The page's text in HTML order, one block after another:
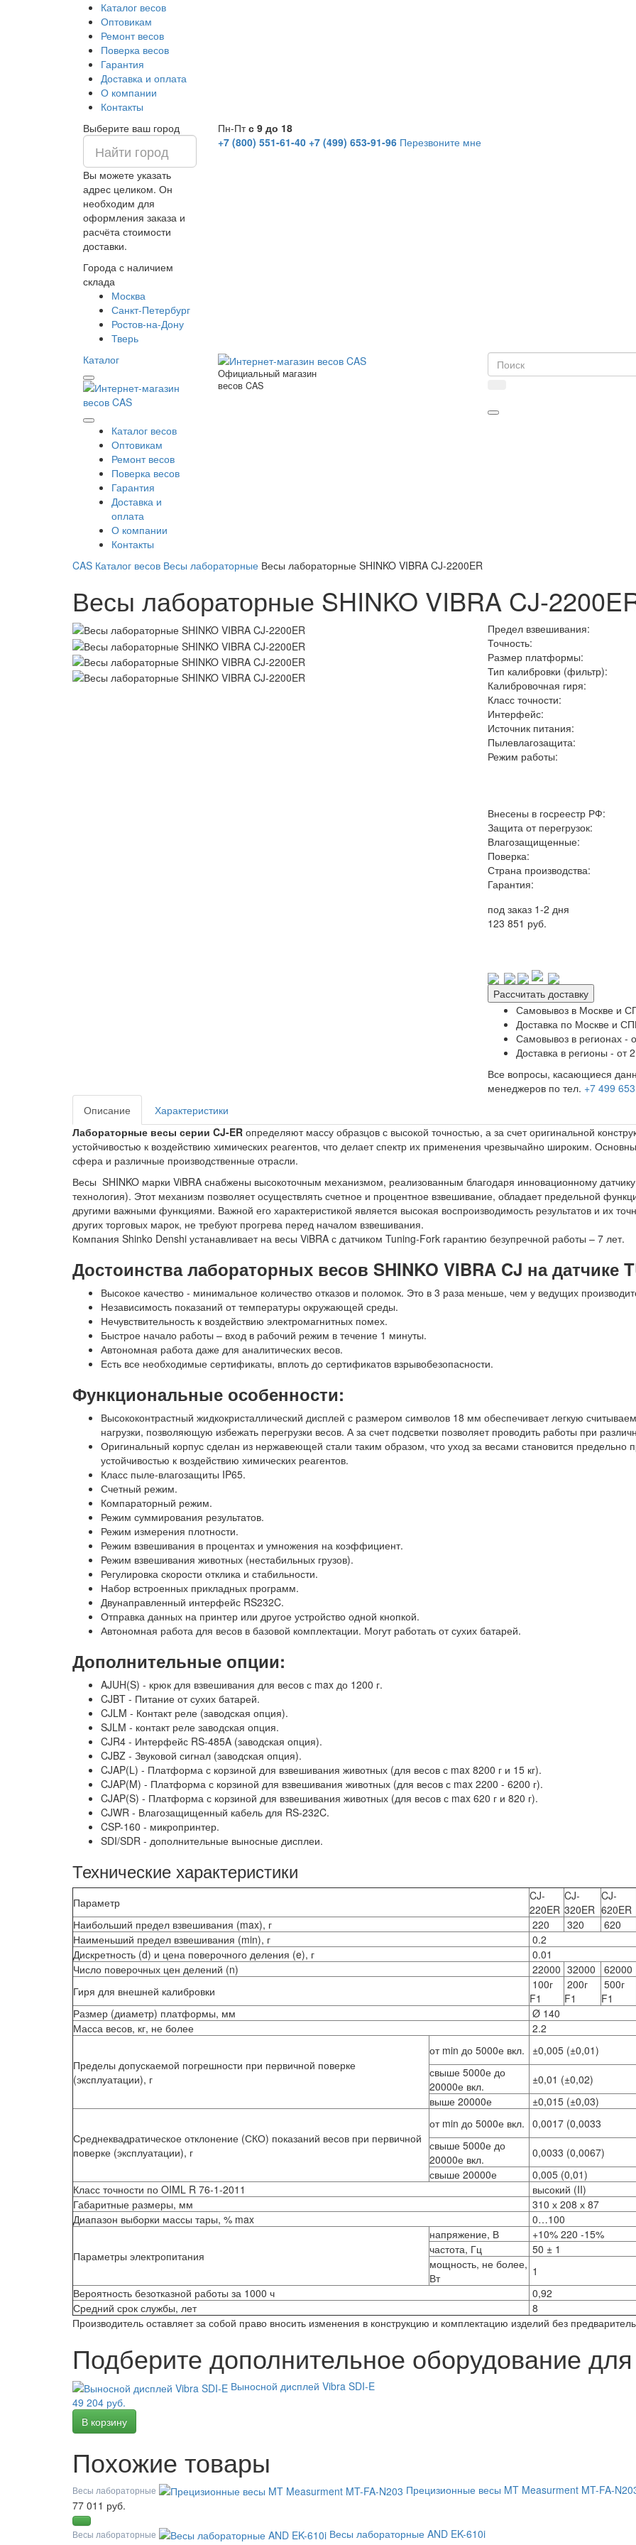
Каталог весов
Оптовикам
Ремонт весов
Поверка весов
Гарантия
Доставка и оплата
О компании
Контакты
Выберите ваш город
Вы можете указать
адрес целиком. Он
необходим для
оформления заказа и
расчёта стоимости
доставки.
Города с наличием
склада
Москва
Санкт-Петербург
Ростов-на-Дону
Тверь
Пн-Птс 9 до 18
+7 (800) 551-61-40 +7 (499) 653-91-96 Перезвоните мне
Каталог
Каталог весов
Оптовикам
Ремонт весов
Поверка весов
Гарантия
Доставка и
оплата
О компании
Контакты
Официальный магазин
весов CAS
CAS Каталог весов Весы лабораторные Весы лабораторные SHINKO VIBRA CJ-2200ER
Весы лабораторные SHINKO VIBRA CJ-
Предел взвешивания:
Точность:
Размер платформы:
Тип калибровки (фильтр):
Калибровочная гиря:
Класс точности:
Интерфейс:
Источник питания:
Пылевлагозащита:
Режим работы:
Внесены в госреестр РФ:
Защита от перегрузок:
Влагозащищенные:
Поверка:
Страна производства:
Гарантия:
под заказ 1-2 дня
123 851 руб.
Рассчитать доставку
Самовывоз в Москве и
Доставка по Москве и
Самовывоз в регионах -
Доставка в регионы - от
Все вопросы, касающиеся
менеджеров по тел. +7 499
Описание
Характеристики
Лабораторные весы серии CJ-ER определяют массу образцов с высокой точностью, а за счет оригинальной
устойчивостью к воздействию химических реагентов, что делает спектр их применения чрезвычайно широким.
сфера и различные производственные отрасли.
Весы SHINKO марки ViBRA снабжены высокоточным механизмом, реализованным благодаря инновационному датчику
технология). Этот механизм позволяет осуществлять счетное и процентное взвешивание, обладает предельной
другими важными функциями. Важной его характеристикой является высокая воспроизводимость результатов и их
других торговых марок, не требуют прогрева перед началом взвешивания.
Компания Shinko Denshi устанавливает на весы ViBRA с датчиком Tuning-Fork гарантию безупречной работы – 7 лет.
Достоинства лабораторных весов SHINKO VIBRA CJ на датчике
Высокое качество - минимальное количество отказов и поломок. Это в 3 раза меньше, чем у ведущих
Независимость показаний от температуры окружающей среды.
Нечувствительность к воздействию электромагнитных помех.
Быстрое начало работы – вход в рабочий режим в течение 1 минуты.
Автономная работа даже для аналитических весов.
Есть все необходимые сертификаты, вплоть до сертификатов взрывобезопасности.
Функциональные особенности:
Высококонтрастный жидкокристаллический дисплей с размером символов 18 мм обеспечивает легкую
нагрузки, позволяющую избежать перегрузки весов. А за счет подсветки позволяет проводить работы при
Оригинальный корпус сделан из нержавеющей стали таким образом, что уход за весами становится
устойчивостью к воздействию химических реагентов.
Класс пыле-влагозащиты IP65.
Счетный режим.
Компараторный режим.
Режим суммирования результатов.
Режим измерения плотности.
Режим взвешивания в процентах и умножения на коэффициент.
Режим взвешивания животных (нестабильных грузов).
Регулировка скорости отклика и стабильности.
Набор встроенных прикладных программ.
Двунаправленный интерфейс RS232C.
Отправка данных на принтер или другое устройство одной кнопкой.
Автономная работа для весов в базовой комплектации. Могут работать от сухих батарей.
Дополнительные опции:
AJUH(S) - крюк для взвешивания для весов с max до 1200 г.
CJBT - Питание от сухих батарей.
CJLM - Контакт реле (заводская опция).
SJLM - контакт реле заводская опция.
CJR4 - Интерфейс RS-485A (заводская опция).
CJBZ - Звуковой сигнал (заводская опция).
CJAP(L) - Платформа с корзиной для взвешивания животных (для весов с max 8200 г и 15 кг).
CJAP(M) - Платформа с корзиной для взвешивания животных (для весов с max 2200 - 6200 г).
CJAP(S) - Платформа с корзиной для взвешивания животных (для весов с max 620 г и 820 г).
CJWR - Влагозащищенный кабель для RS-232C.
CSP-160 - микропринтер.
SDI/SDR - дополнительные выносные дисплеи.
Технические характеристики
Параметр
CJ-
220ER
CJ-
320ER
CJ-
620ER
Наибольший предел взвешивания (max), г
220 320 620
Наименьший предел взвешивания (min), г
0.2
Дискретность (d) и цена поверочного деления (e), г
0.01
Число поверочных цен делений (n)
22000 32000 62000
Гиря для внешней калибровки
100г
F1
200г
F1
500г
F1
Размер (диаметр) платформы, мм
Ø 140
Масса весов, кг, не более
2.2
Пределы допускаемой погрешности при первичной поверке
(эксплуатации), г
от min до 5000е вкл. ±0,005 (±0,01)
свыше 5000е до
20000е вкл.
±0,01 (±0,02)
выше 20000е
±0,015 (±0,03)
Среднеквадратическое отклонение (СКО) показаний весов при первичной
поверке (эксплуатации), г
от min до 5000е вкл. 0,0017 (0,0033
свыше 5000е до
20000е вкл.
0,0033 (0,0067)
свыше 20000е
0,005 (0,01)
Класс точности по OIML R 76-1-2011
высокий (II)
Габаритные размеры, мм
310 х 208 х 87
Диапазон выборки массы тары, % max
0…100
Параметры электропитания
напряжение, В
+10% 220 -15%
частота, Гц
50 ± 1
мощность, не более,
Вт
1
Вероятность безотказной работы за 1000 ч
0,92
Средний срок службы, лет
8
Производитель оставляет за собой право вносить изменения в конструкцию и комплектацию изделий без
Подберите дополнительное оборудование для
Выносной дисплей Vibra SDI-E
49 204 руб.
Похожие товары
Весы лабораторные
Прецизионные весы MT Measurment MT-FA-
77 011 руб.
Весы лабораторные
Весы лабораторные AND EK-610i